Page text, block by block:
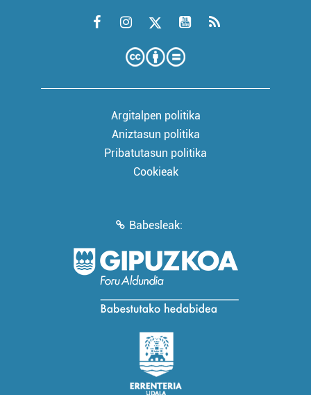
Argitalpen politika
Aniztasun politika
Pribatutasun politika
Cookieak
Babesleak: